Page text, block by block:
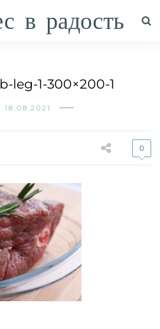
в радость
leg-1-300×200-1
18.08.2021
0